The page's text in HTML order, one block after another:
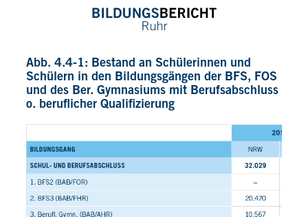
Abb. 4.4-1: Bestand an Schülerinnen und
Schülern in den Bildungsgängen der BFS, FOS
und des Ber. Gymnasiums mit Berufsabschluss
o. beruflicher Qualifizierung